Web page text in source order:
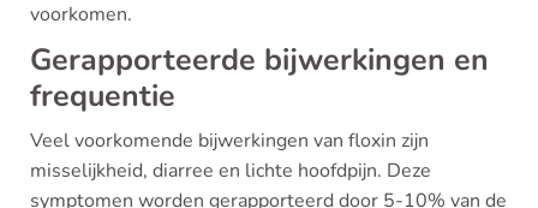
voorkomen.
Gerapporteerde bijwerkingen en
frequentie
Veel voorkomende bijwerkingen van floxin zijn
misselijkheid, diarree en lichte hoofdpijn. Deze
symptomen worden gerapporteerd door 5-10% van de